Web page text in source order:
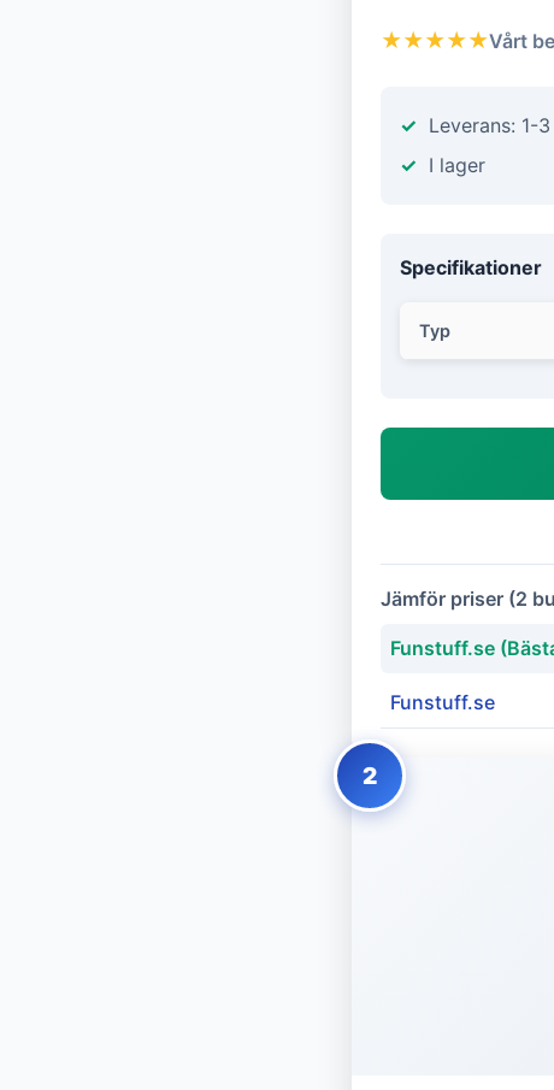
★★★★★Vårt
Leverans: 1-
I lager
Specifikationer
Typ
Jämför priser (2
Funstuff.se
Funstuff.se
2